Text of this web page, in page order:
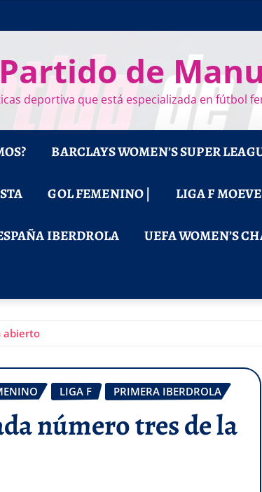
de
deportiva que está especializada en fútbol
BARCLAYS WOMEN’S SUPER
GOL FEMENINO | LIGA F MOEVE
IBERDROLA UEFA WOMEN’S
abierto
LIGA F PRIMERA IBERDROLA
número tres de la